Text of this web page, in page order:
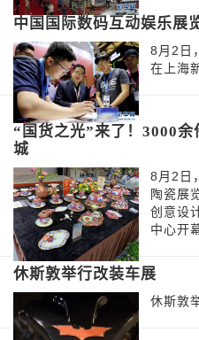
中国国际数码互动娱乐展
8月2日
在上海
“国货之光”来了！3000
城
8月2日
陶瓷展
创意设
中心开
休斯敦举行改装车展
休斯敦